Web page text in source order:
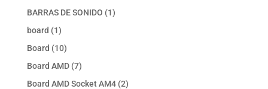
BARRAS DE SONIDO 11
board 11
producto
Board 1010
productos
Board AMD 77
productos
Board AMD Socket AM4 22